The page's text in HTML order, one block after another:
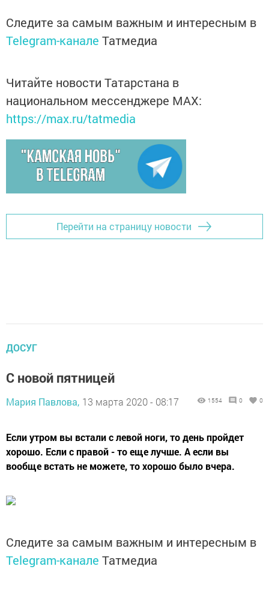
Следите за самым важным и интересным в
Telegram-канале Татмедиа
Читайте новости Татарстана в
национальном мессенджере MАХ:
https://max.ru/tatmedia
Перейти на страницу новости
ДОСУГ
С новой пятницей
Мария Павлова, 13 марта 2020 - 08:17 1554 0 0
Если утром вы встали с левой ноги, то день пройдет
хорошо. Если с правой - то еще лучше. А если вы
вообще встать не можете, то хорошо было вчера.
Следите за самым важным и интересным в
Telegram-канале Татмедиа